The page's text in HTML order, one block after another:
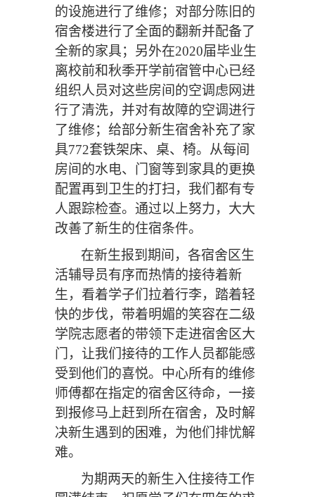
的设施进行了维修；对部分陈旧的
宿舍楼进行了全面的翻新并配备了
全新的家具；另外在2020届毕业生
离校前和秋季开学前宿管中心已经
组织人员对这些房间的空调虑网进
行了清洗，并对有故障的空调进行
了维修；给部分新生宿舍补充了家
具772套铁架床、 桌、 椅。 从每间
房间的水电、 门窗等到家具的更换
配置再到卫生的打扫，我们都有专
人跟踪检查。 通过以上努力，大大
改善了新生的住宿条件。
在新生报到期间，各宿舍区生
活辅导员有序而热情的接待着新
生 ， 看着学子们拉着行李，踏着轻
快的步伐，带着明媚的笑容在二级
学院志愿者的带领下走进宿舍区大
门，让我们接待的工作人员都能感
受到他们的喜悦。 中心所有的维修
师傅都在指定的宿舍区待命，一接
到报修马上赶到所在宿舍，及时解
决新生遇到的困难，为他们 排忧解
难。
为期两天的新生入住接待工作